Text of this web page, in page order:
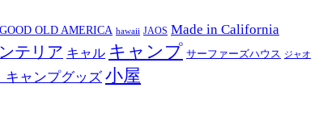
GOOD OLD AMERICA hawaii JAOS Made in California
テリア キャル キャンプ サーファーズハウス ジャオ
キャンプグッズ 小屋